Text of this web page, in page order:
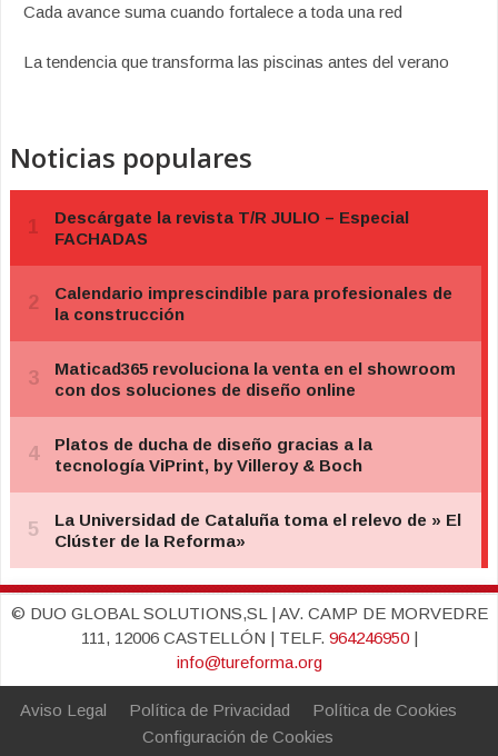
Cada avance suma cuando fortalece a toda una red
La tendencia que transforma las piscinas antes del verano
Noticias populares
© DUO GLOBAL SOLUTIONS,SL | AV. CAMP DE MORVEDRE
111, 12006 CASTELLÓN | TELF. 964246950|
info@tureforma.org
Aviso Legal Política de Privacidad
Política de Cookies
Configuración de Cookies